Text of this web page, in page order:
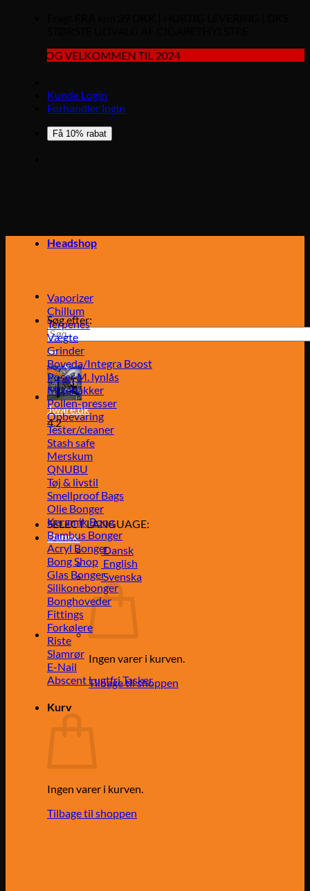
VELKOMMEN TIL 2024
Kunde Login
Forhandler login
Få 10% rabat
Søg efter:
Jware.dk
4.2
SELECT LANGUAGE:
Dansk
Dansk
English
Svenska
Ingen varer i kurven.
Tilbage til shoppen
Kurv
Ingen varer i kurven.
Tilbage til shoppen
Headshop
Vaporizer
Chillum
Terpenes
Vægte
Grinder
Boveda/Integra Boost
Poser M. lynlås
Mixebakker
Pollen-presser
Opbevaring
Tester/cleaner
Stash safe
Merskum
QNUBU
Tøj & livstil
Smellproof Bags
Olie Bonger
Keramik Bong
Bambus Bonger
Acryl Bonger
Bong Shop
Glas Bonger
Silikonebonger
Bonghoveder
Fittings
Forkølere
Riste
Slamrør
E-Nail
Abscent Lugtfri Tasker